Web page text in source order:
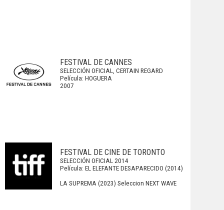
FESTIVAL DE CANNES
SELECCIÓN OFICIAL, CERTAIN REGARD
Película: HOGUERA
2007
FESTIVAL DE CINE DE TORONTO
SELECCIÓN OFICIAL 2014
Película: EL ELEFANTE DESAPARECIDO (2014)
LA SUPREMA (2023) Seleccion NEXT WAVE